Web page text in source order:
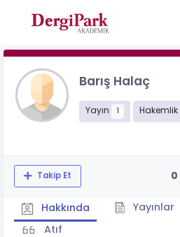
Barış Halaç
Yayın 1 Hakemlik
Takip Et 0
Hakkında Yayınlar
Atıf